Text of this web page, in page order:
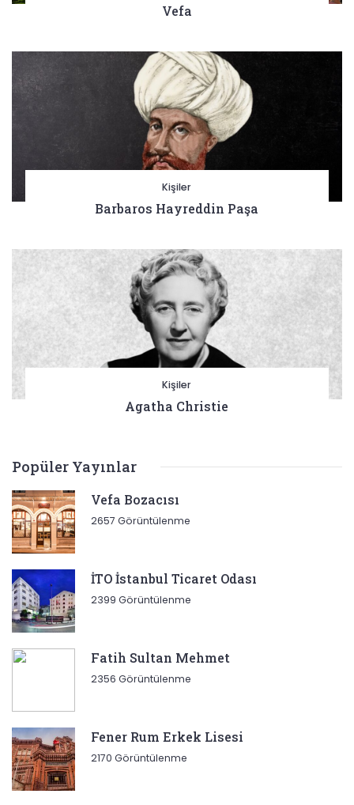
Vefa
Kişiler
Barbaros Hayreddin Paşa
Kişiler
Agatha Christie
Popüler Yayınlar
Vefa Bozacısı
2657 Görüntülenme
İTO İstanbul Ticaret Odası
2399 Görüntülenme
Fatih Sultan Mehmet
2356 Görüntülenme
Fener Rum Erkek Lisesi
2170 Görüntülenme